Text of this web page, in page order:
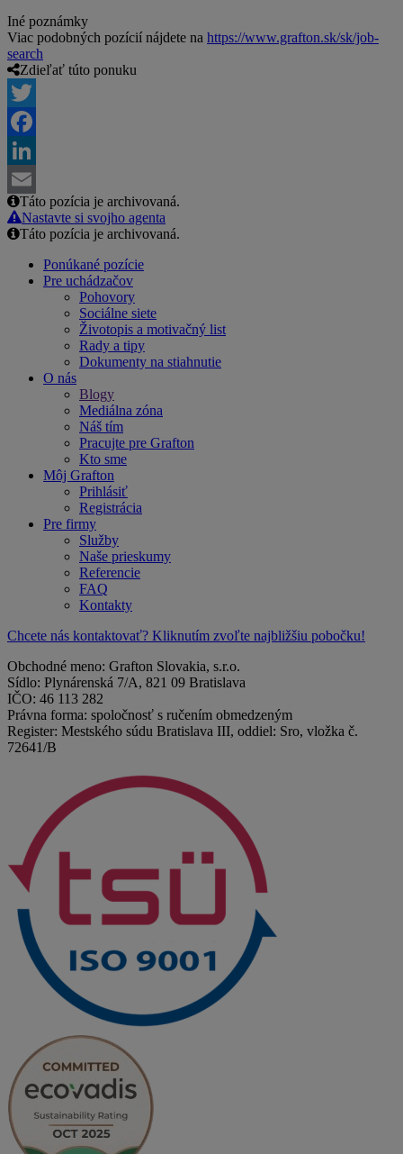
Iné poznámky
Viac podobných pozícií nájdete na https://www.grafton.sk/sk/job-
search
Zdieľať túto ponuku
Twitter
Facebook
LinkedIn
Email
Táto pozícia je archivovaná.
Nastavte si svojho agenta
Táto pozícia je archivovaná.
Ponúkané pozície
Pre uchádzačov
Pohovory
Sociálne siete
Životopis a motivačný list
Rady a tipy
Dokumenty na stiahnutie
O nás
Blogy
Mediálna zóna
Náš tím
Pracujte pre Grafton
Kto sme
Môj Grafton
Prihlásiť
Registrácia
Pre firmy
Služby
Naše prieskumy
Referencie
FAQ
Kontakty
Chcete nás kontaktovať? Kliknutím zvoľte najbližšiu pobočku!
Obchodné meno: Grafton Slovakia, s.r.o.
Sídlo: Plynárenská 7/A, 821 09 Bratislava
IČO: 46 113 282
Právna forma: spoločnosť s ručením obmedzeným
Register: Mestského súdu Bratislava III, oddiel: Sro, vložka č.
72641/B